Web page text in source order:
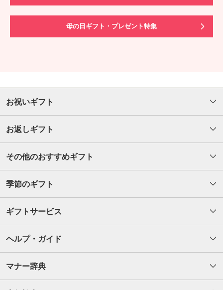
母の日ギフト・プレゼント特集
お祝いギフト
お返しギフト
その他のおすすめギフト
季節のギフト
ギフトサービス
ヘルプ・ガイド
マナー辞典